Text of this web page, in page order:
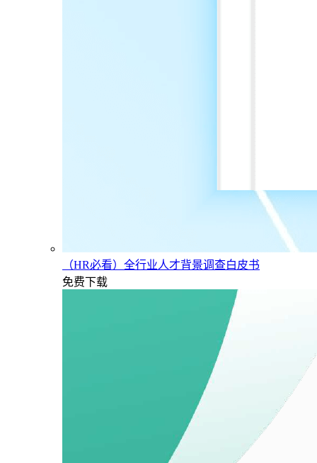
（HR必看）全行业人才背景调查白皮书
免费下载